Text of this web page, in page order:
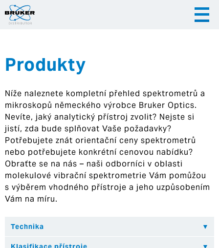
|
Hrvatska
Produkty
Níže naleznete kompletní přehled spektrometrů a
mikroskopů německého výrobce Bruker Optics.
Nevíte, jaký analytický přístroj zvolit? Nejste si
jistí, zda bude splňovat Vaše požadavky?
Potřebujete znát orientační ceny spektrometrů
nebo potřebujete konkrétní cenovou nabídku?
Obraťte se na nás – naši odborníci v oblasti
molekulové vibrační spektrometrie Vám pomůžou
s výběrem vhodného přístroje a jeho uzpůsobením
Vám na míru.